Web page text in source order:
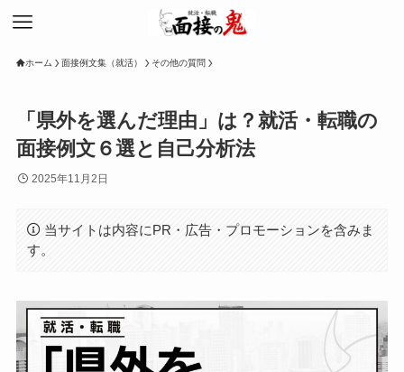
ホーム 面接例文集（就活） その他の質問
「県外を選んだ理由」は？就活・転職の
面接例文６選と自己分析法
2025年11月2日
当サイトは内容にPR・広告・プロモーションを含みま
す。